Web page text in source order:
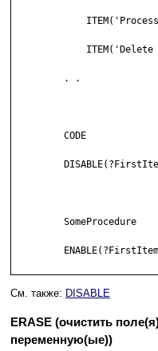
ITEM('Delete
         . .
         CODE
SomeProcedure
См. также: DISABLE
ERASE (очистить
переменную(ые))